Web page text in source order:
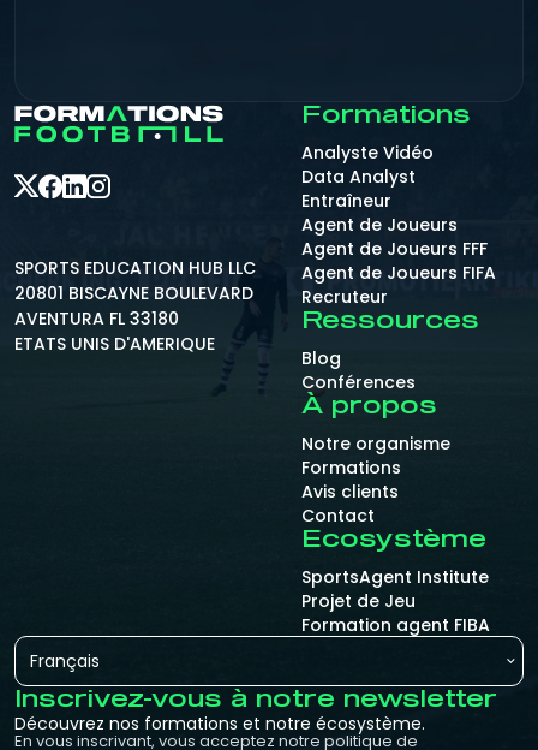
SPORTS EDUCATION HUB LLC
20801 BISCAYNE BOULEVARD
AVENTURA FL 33180
ETATS UNIS D'AMERIQUE
Formations
Analyste Vidéo
Data Analyst
Entraîneur
Agent de Joueurs
Agent de Joueurs FFF
Agent de Joueurs FIFA
Recruteur
Ressources
Blog
Conférences
À propos
Notre organisme
Formations
Avis clients
Contact
Ecosystème
SportsAgent Institute
Projet de Jeu
Formation agent FIBA
Français
Inscrivez-vous à notre newsletter
Découvrez nos formations et notre écosystème.
En vous inscrivant, vous acceptez notre politique de